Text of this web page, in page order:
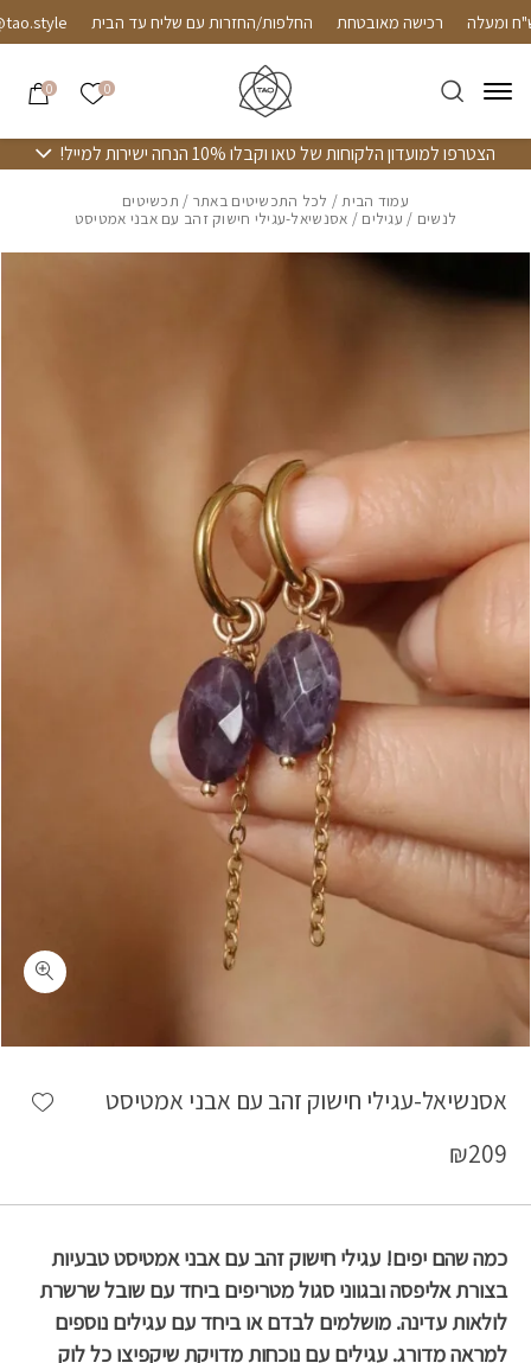
Skip to Content רכישה מאובטחת החלפות/החזרות עם שליח עד הבית
0 הרשימה
0
הצטרפו למועדון הלקוחות של טאו וקבלו 10% הנחה ישירות למייל!
עמוד הבית/ לכל התכשיטים באתר / תכשיטים
לנשים / עגילים / אסנשיאל-עגילי חישוק זהב עם אבני אמטיסט
אסנשיאל-עגילי חישוק זהב עם אבני אמטיסט
₪209
כמה שהם יפים! עגילי חישוק זהב עם אבני אמטיסט טבעיות
בצורת אליפסה ובגווני סגול מטריפים ביחד עם שובל שרשרת
לולאות עדינה. מושלמים לבדם או ביחד עם עגילים נוספים
למראה מדורג. עגילים עם נוכחות מדויקת שיקפיצו כל לוק
בחזרה למעלה